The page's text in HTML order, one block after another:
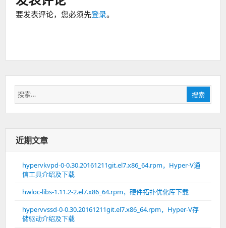
要发表评论，您必须先登录。
搜
索：
搜索
近期文章
hypervkvpd-0-0.30.20161211git.el7.x86_64.rpm，Hyper-V通
信工具介绍及下载
hwloc-libs-1.11.2-2.el7.x86_64.rpm，硬件拓扑优化库下载
hypervvssd-0-0.30.20161211git.el7.x86_64.rpm，Hyper-V存
储驱动介绍及下载